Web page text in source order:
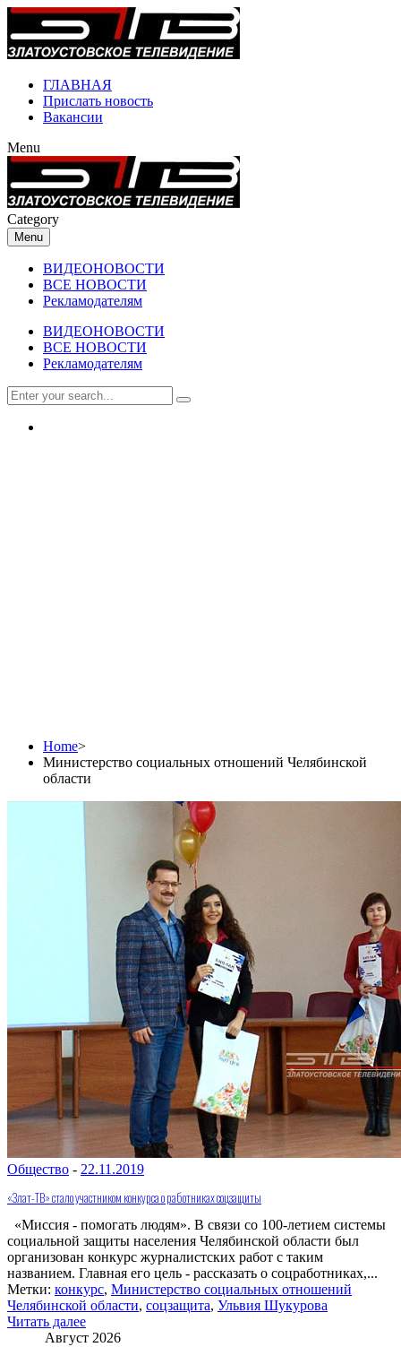
ГЛАВНАЯ
Прислать новость
Вакансии
Menu
Category
Menu
ВИДЕОНОВОСТИ
ВСЕ НОВОСТИ
Рекламодателям
ВИДЕОНОВОСТИ
ВСЕ НОВОСТИ
Рекламодателям
Home>
Министерство социальных отношений Челябинской
области
Общество - 22.11.2019
«Злат-ТВ» стало участником конкурса о работниках соцзащиты
«Миссия - помогать людям». В связи со 100-летием системы
социальной защиты населения Челябинской области был
организован конкурс журналистских работ с таким
названием. Главная его цель - рассказать о соцработниках,...
Метки: конкурс, Министерство социальных отношений
Челябинской области, соцзащита, Ульвия Шукурова
Читать далее
Август 2026